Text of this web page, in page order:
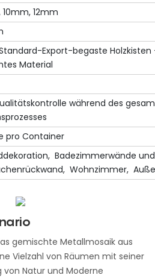
12mm
Export-begaste
Material
während des
pro Container
Badezimmerwände
Wohnzimmer,
gemischte Metallmosaik aus
Vielzahl von Räumen mit seiner
Natur und Moderne